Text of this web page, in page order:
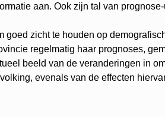
aan. Ook zijn tal van
goed zicht te houden op
regelmatig haar prognoses,
beeld van de veranderingen in
evenals van de effecten